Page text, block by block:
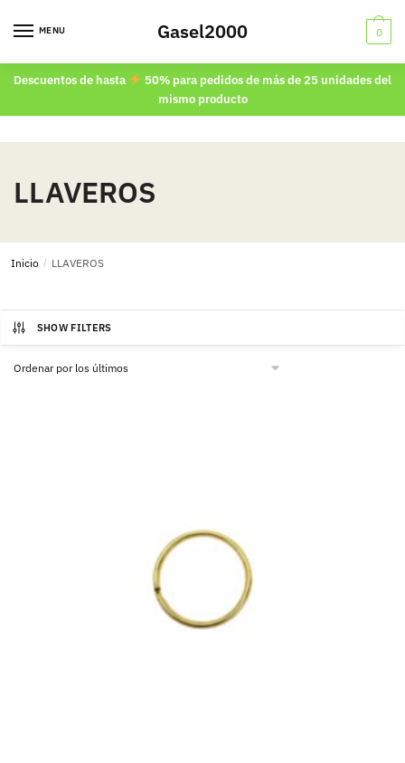
MENU Gasel2000 0
Descuentos de hasta
50% para pedidos de más de 25 unidades del
mismo producto
LLAVEROS
Inicio / LLAVEROS
SHOW FILTERS